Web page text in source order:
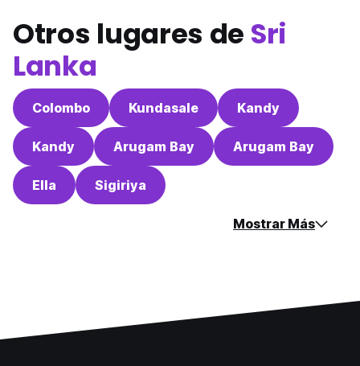
Otros lugares de Sri
Lanka
Colombo Kundasale Kandy
Kandy Arugam Bay Arugam Bay
Ella Sigiriya
Mostrar Más